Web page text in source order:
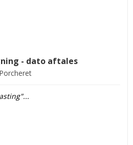
- dato aftales